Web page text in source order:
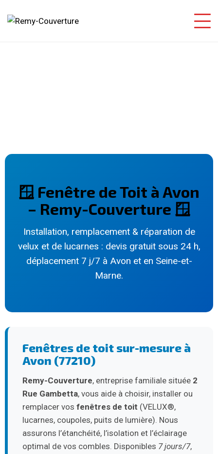
🪟 Fenêtre de Toit à Avon
– Remy-Couverture 🪟
Installation, remplacement & réparation de
velux et de lucarnes : devis gratuit sous 24 h,
déplacement 7 j/7 à Avon et en Seine-et-
Marne.
Fenêtres de toit sur-mesure à
Avon (77210)
Remy-Couverture, entreprise familiale située 2
Rue Gambetta, vous aide à choisir, installer ou
remplacer vos fenêtres de toit (VELUX®,
lucarnes, coupoles, puits de lumière). Nous
assurons l’étanchéité, l’isolation et l’éclairage
optimal de vos combles. Disponibles 7 jours/7,